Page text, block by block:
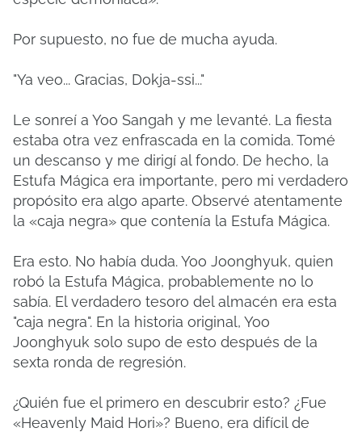
Por supuesto, no fue de mucha ayuda.
"Ya veo... Gracias, Dokja-ssi..."
Le sonreí a Yoo Sangah y me levanté. La fiesta
estaba otra vez enfrascada en la comida. Tomé
un descanso y me dirigí al fondo. De hecho, la
Estufa Mágica era importante, pero mi verdadero
propósito era algo aparte. Observé atentamente
la «caja negra» que contenía la Estufa Mágica.
Era esto. No había duda. Yoo Joonghyuk, quien
robó la Estufa Mágica, probablemente no lo
sabía. El verdadero tesoro del almacén era esta
"caja negra". En la historia original, Yoo
Joonghyuk solo supo de esto después de la
sexta ronda de regresión.
¿Quién fue el primero en descubrir esto? ¿Fue
«Heavenly Maid Hori»? Bueno, era difícil de